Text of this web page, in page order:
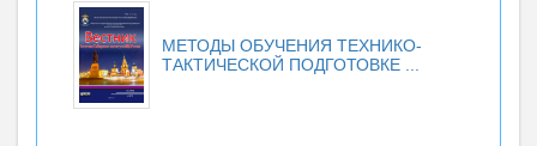
МЕТОДЫ ОБУЧЕНИЯ ТЕХНИКО-
ТАКТИЧЕСКОЙ ПОДГОТОВКЕ ...